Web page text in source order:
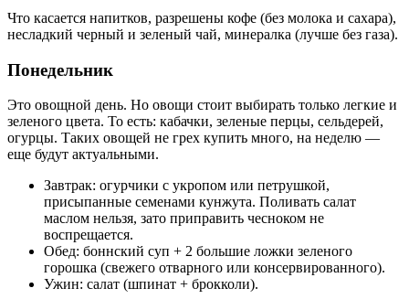
Что касается напитков, разрешены кофе (без молока и сахара),
несладкий черный и зеленый чай, минералка (лучше без газа).
Понедельник
Это овощной день. Но овощи стоит выбирать только легкие и
зеленого цвета. То есть: кабачки, зеленые перцы, сельдерей,
огурцы. Таких овощей не грех купить много, на неделю —
еще будут актуальными.
Завтрак: огурчики с укропом или петрушкой,
присыпанные семенами кунжута. Поливать салат
маслом нельзя, зато приправить чесноком не
воспрещается.
Обед: боннский суп + 2 большие ложки зеленого
горошка (свежего отварного или консервированного).
Ужин: салат (шпинат + брокколи).